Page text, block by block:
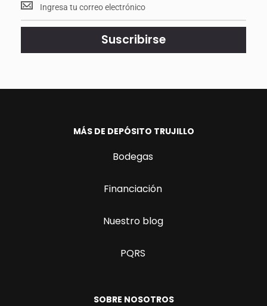
<br>
actualizado.
Suscribirse
MÁS DE DEPÓSITO TRUJILLO
Bodegas
Financiación
Nuestro blog
PQRS
SOBRE NOSOTROS